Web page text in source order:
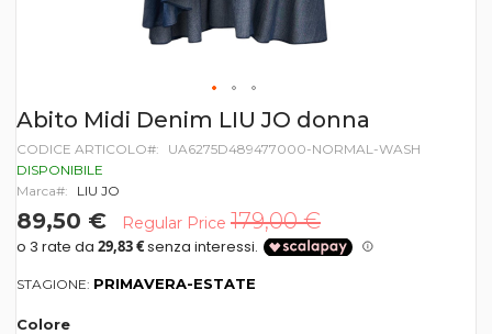
Vai
all'inizio
della
galleria
di
Abito Midi Denim LIU JO donna
CODICE ARTICOLO
UA6275D489477000-NORMAL-WASH
DISPONIBILE
Marca
LIU JO
89,50 € Regular Price 179,00 €
STAGIONE: PRIMAVERA-ESTATE
Colore